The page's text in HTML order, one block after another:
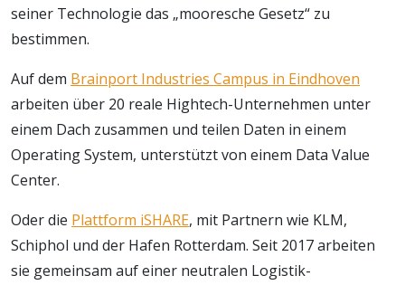
seiner Technologie das „mooresche Gesetz“ zu
bestimmen.
Auf dem Brainport Industries Campus in Eindhoven
arbeiten über 20 reale Hightech-Unternehmen unter
einem Dach zusammen und teilen Daten in einem
Operating System, unterstützt von einem Data Value
Center.
Oder die Plattform iSHARE, mit Partnern wie KLM,
Schiphol und der Hafen Rotterdam. Seit 2017 arbeiten
sie gemeinsam auf einer neutralen Logistik-